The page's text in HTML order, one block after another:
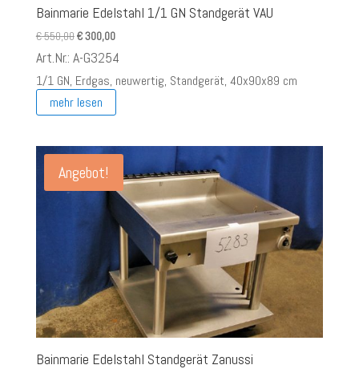
Bainmarie Edelstahl 1/1 GN Standgerät VAU
€550,00Ursprünglicher
Preis
€ 550,00
€300,00Aktueller
Preis
€ 300,00.
Art.Nr.: A-G3254
1/1 GN, Erdgas, neuwertig, Standgerät, 40x90x89 cm
mehr lesen
Angebot!
Bainmarie Edelstahl Standgerät Zanussi